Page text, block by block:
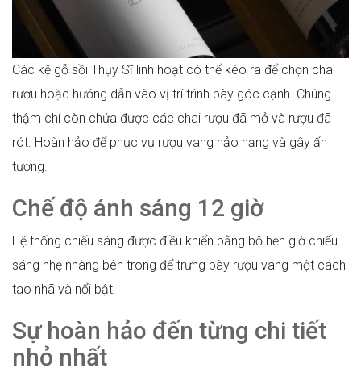
Các kệ gỗ sồi Thụy Sĩ linh hoạt có thể kéo ra để chọn chai
rượu hoặc hướng dẫn vào vị trí trình bày góc cạnh. Chúng
thậm chí còn chứa được các chai rượu đã mở và rượu đã
rót. Hoàn hảo để phục vụ rượu vang hảo hạng và gây ấn
tượng.
Chế độ ánh sáng 12 giờ
Hệ thống chiếu sáng được điều khiển bằng bộ hẹn giờ chiếu
sáng nhẹ nhàng bên trong để trưng bày rượu vang một cách
tao nhã và nổi bật.
Sự hoàn hảo đến từng chi tiết
nhỏ nhất